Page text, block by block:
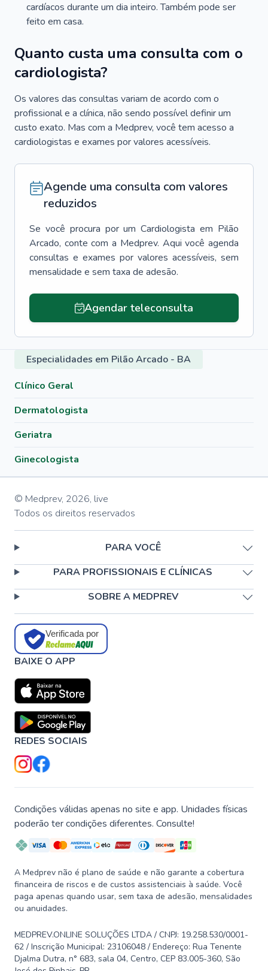
cardíacos durante um dia inteiro. Também pode ser
feito em casa.
Quanto custa uma consulta com o
cardiologista?
Os valores das consultas variam de acordo com o
profissional e a clínica, não sendo possível definir um
custo exato. Mas com a Medprev, você tem acesso a
cardiologistas e exames por valores acessíveis.
Agende uma consulta com valores
reduzidos
Se você procura por um Cardiologista em Pilão
Arcado, conte com a Medprev. Aqui você agenda
consultas e exames por valores acessíveis, sem
mensalidade e sem taxa de adesão.
Agendar teleconsulta
Especialidades em Pilão Arcado - BA
Clínico Geral
Dermatologista
Geriatra
Ginecologista
© Medprev, 2026, live
Todos os direitos reservados
PARA VOCÊ
PARA PROFISSIONAIS E CLÍNICAS
SOBRE A MEDPREV
Verificada por
BAIXE O APP
REDES SOCIAIS
Condições válidas apenas no site e app. Unidades físicas
poderão ter condições diferentes. Consulte!
A Medprev não é plano de saúde e não garante a cobertura
financeira de riscos e de custos assistenciais à saúde. Você
paga apenas quando usar, sem taxa de adesão, mensalidades
ou anuidades.
MEDPREV.ONLINE SOLUÇÕES LTDA / CNPJ: 19.258.530/0001-
62 / Inscrição Municipal: 23106048 / Endereço: Rua Tenente
Djalma Dutra, n° 683, sala 04, Centro, CEP 83.005-360, São